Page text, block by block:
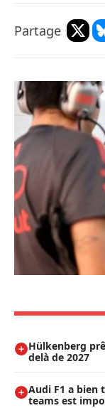
Partage
Hülkenberg
delà de 2027
Audi F1 a bien
teams est